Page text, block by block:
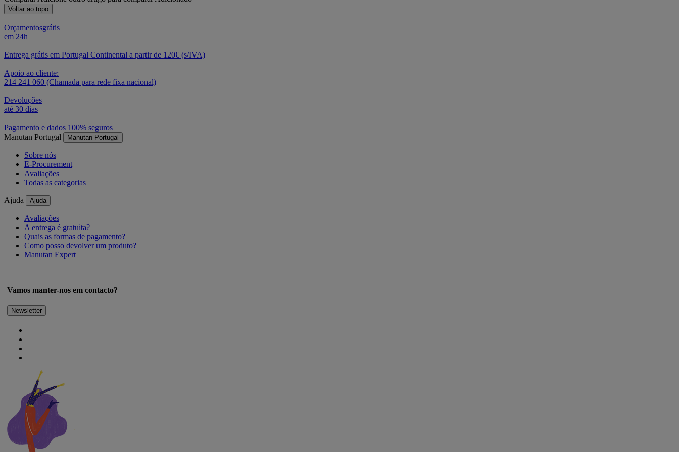
Voltar ao topo
Orçamentosgrátis
em 24h
Entrega grátis em Portugal Continental a partir de 120€ (s/IVA)
Apoio ao cliente:
214 241 060 (Chamada para rede fixa nacional)
Devoluções
até 30 dias
Pagamento e dados 100% seguros
Manutan Portugal
Manutan Portugal
Sobre nós
E-Procurement
Avaliações
Todas as categorias
Ajuda Ajuda
Avaliações
A entrega é gratuita?
Quais as formas de pagamento?
Como posso devolver um produto?
Manutan Expert
Vamos manter-nos em contacto?
Newsletter